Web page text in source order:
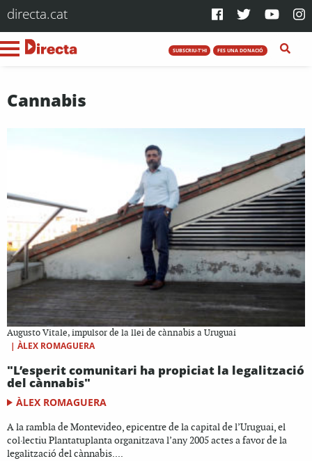
directa.cat
SUBSCRIU-T'HI FES UNA DONACIÓ
Cannabis
Augusto Vitale, impulsor de la llei de cànnabis a Uruguai
| ÀLEX ROMAGUERA
"L’esperit comunitari ha propiciat la legalització
del cànnabis"
ÀLEX ROMAGUERA
A la rambla de Montevideo, epicentre de la capital de l’Uruguai, el
col·lectiu Plantatuplanta organitzava l’any 2005 actes a favor de la
legalització del cànnabis....